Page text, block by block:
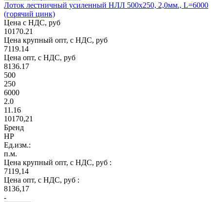
Лоток лестничный усиленный НЛЛ 500х250, 2,0мм., L=6000
(горячий цинк)
Цена с НДС, руб
10170.21
Цена крупный опт, с НДС, руб
7119.14
Цена опт, с НДС, руб
8136.17
500
250
6000
2.0
11.16
10170,21
Бренд
НР
Ед.изм.:
п.м.
Цена крупный опт, с НДС, руб :
7119,14
Цена опт, с НДС, руб :
8136,17
-